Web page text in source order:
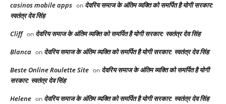
casinos mobile apps on देवरिय समाज के अंतिम व्यक्ति को समर्पित है योगी सरकार:
स्वतंत्र देव सिंह
Cliff on देवरिय समाज के अंतिम व्यक्ति को समर्पित है योगी सरकार: स्वतंत्र देव सिंह
Blanca on देवरिय समाज के अंतिम व्यक्ति को समर्पित है योगी सरकार: स्वतंत्र देव सिंह
Beste Online Roulette Site on देवरिय समाज के अंतिम व्यक्ति को समर्पित है योगी
सरकार: स्वतंत्र देव सिंह
Helene on देवरिय समाज के अंतिम व्यक्ति को समर्पित है योगी सरकार: स्वतंत्र देव सिंह